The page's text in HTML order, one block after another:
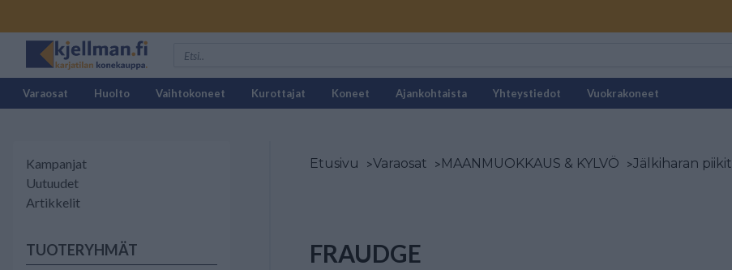
Varaosat Huolto Vaihtokoneet Kurottajat Koneet Ajankohtaista Yhteystiedot Vuokrakoneet
Kampanjat
Uutuudet
Artikkelit
TUOTERYHMÄT
Etusivu >Varaosat >MAANMUOKKAUS & KYLVÖ >Jälkiharan piikit
FRAUDGE